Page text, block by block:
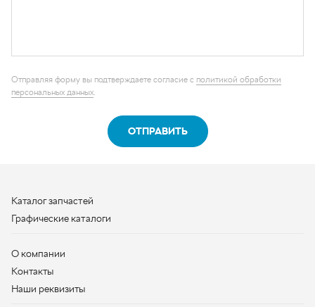
Каталог запчастей
Контактная информация
+7 (950) 730-92-10
uralavtozap@yandex.ru
г. Миасс, Тургоякское шоссе, д. 11/63
Полная контактная информация